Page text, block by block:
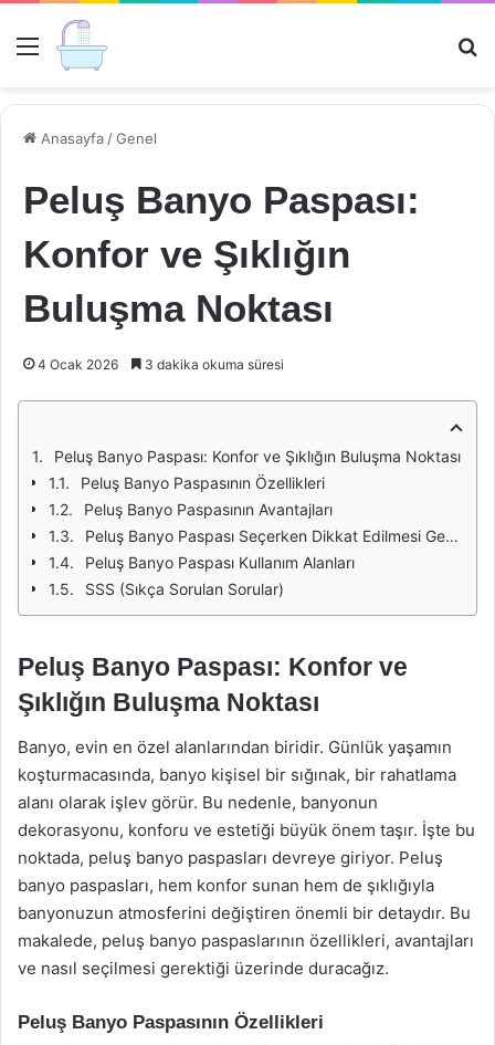
Menü
Anasayfa /Genel
Peluş Banyo Paspası:
Konfor ve Şıklığın
Buluşma Noktası
4 Ocak 2026 3 dakika okuma süresi
Peluş Banyo Paspası: Konfor ve Şıklığın Buluşma Noktası
Peluş Banyo Paspasının Özellikleri
Peluş Banyo Paspasının Avantajları
Peluş Banyo Paspası Seçerken Dikkat Edilmesi Gerekenler
Peluş Banyo Paspası Kullanım Alanları
SSS (Sıkça Sorulan Sorular)
Peluş Banyo Paspası: Konfor ve
Şıklığın Buluşma Noktası
Banyo, evin en özel alanlarından biridir. Günlük yaşamın
koşturmacasında, banyo kişisel bir sığınak, bir rahatlama
alanı olarak işlev görür. Bu nedenle, banyonun
dekorasyonu, konforu ve estetiği büyük önem taşır. İşte bu
noktada, peluş banyo paspasları devreye giriyor. Peluş
banyo paspasları, hem konfor sunan hem de şıklığıyla
banyonuzun atmosferini değiştiren önemli bir detaydır. Bu
makalede, peluş banyo paspaslarının özellikleri, avantajları
ve nasıl seçilmesi gerektiği üzerinde duracağız.
Peluş Banyo Paspasının Özellikleri